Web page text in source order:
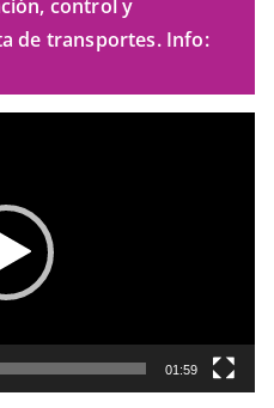
control y
de transportes. Info:
01:59